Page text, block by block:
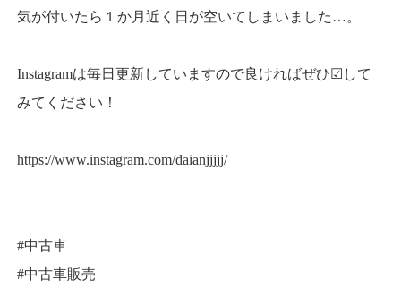
気が付いたら１か月近く日が空いてしまいました…。
Instagramは毎日更新していますので良ければぜひ☑して
みてください！
https://www.instagram.com/daianjjjjj/
#中古車
#中古車販売